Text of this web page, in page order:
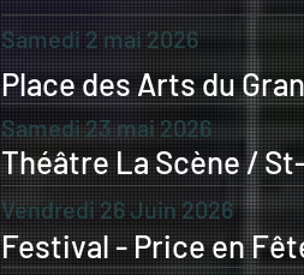
Samedi 2 mai 2026
Place des Arts du
Samedi 23 mai 2026
Théâtre La Scène /
Vendredi 26 Juin 2026
Festival - Price en